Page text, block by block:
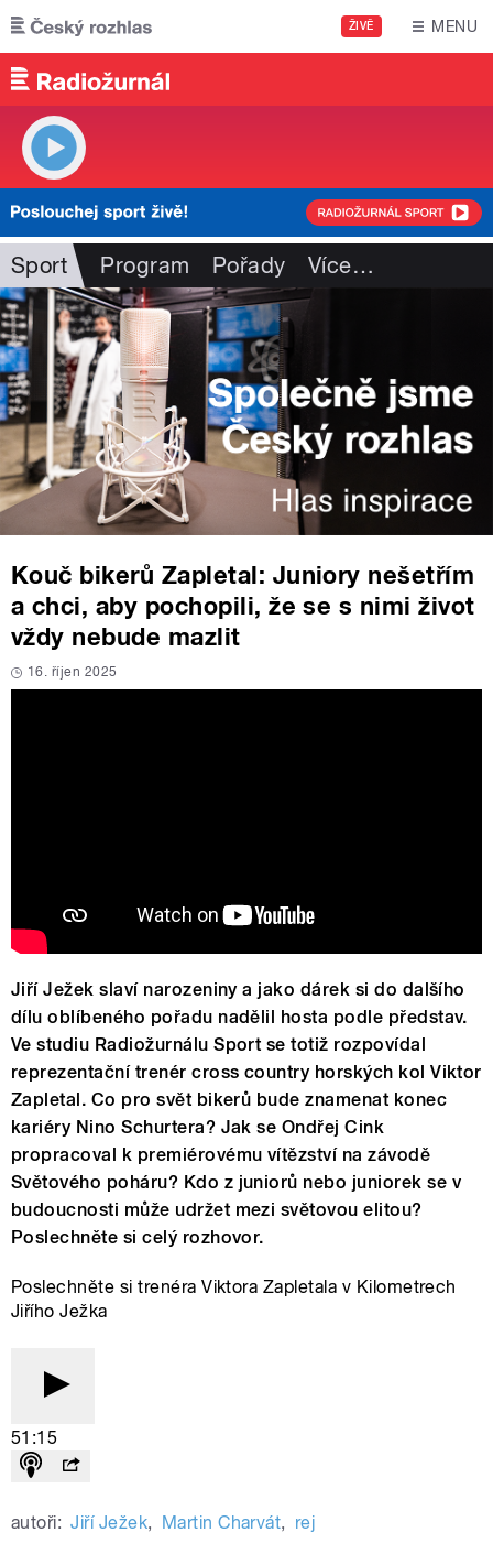
Přejít k hlavnímu obsahu
ŽIVĚ MENU
Sport Program Pořady Více…
Kouč bikerů Zapletal: Juniory nešetřím
a chci, aby pochopili, že se s nimi život
vždy nebude mazlit
16. říjen 2025
Jiří Ježek slaví narozeniny a jako dárek si do dalšího
dílu oblíbeného pořadu nadělil hosta podle představ.
Ve studiu Radiožurnálu Sport se totiž rozpovídal
reprezentační trenér cross country horských kol Viktor
Zapletal. Co pro svět bikerů bude znamenat konec
kariéry Nino Schurtera? Jak se Ondřej Cink
propracoval k premiérovému vítězství na závodě
Světového poháru? Kdo z juniorů nebo juniorek se v
budoucnosti může udržet mezi světovou elitou?
Poslechněte si celý rozhovor.
Poslechněte si trenéra Viktora Zapletala v Kilometrech
Jiřího Ježka
51:15
autoři: Jiří Ježek, Martin Charvát, rej